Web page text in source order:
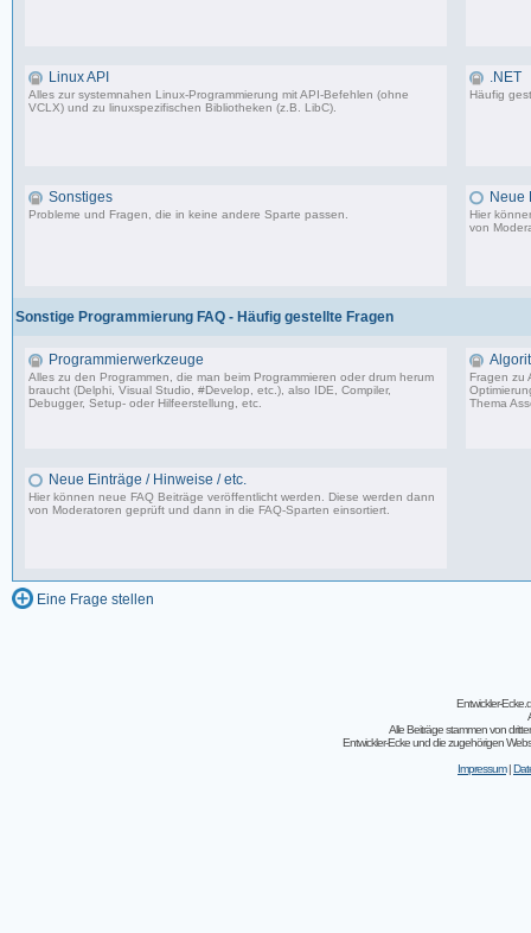
Linux API
Alles zur systemnahen Linux-Programmierung mit API-Befehlen (ohne
VCLX) und zu linuxspezifischen Bibliotheken (z.B. LibC).
.NET
Häufig
Sonstiges
Probleme und Fragen, die in keine andere Sparte passen.
Neue
Hier
von
Sonstige Programmierung FAQ - Häufig gestellte Fragen
Programmierwerkzeuge
Alles zu den Programmen, die man beim Programmieren oder drum herum
braucht (Delphi, Visual Studio, #Develop, etc.), also IDE, Compiler,
Debugger, Setup- oder Hilfeerstellung, etc.
Fragen zu
Thema
Neue Einträge / Hinweise / etc.
Hier können neue FAQ Beiträge veröffentlicht werden. Diese werden dann
von Moderatoren geprüft und dann in die FAQ-Sparten einsortiert.
Eine Frage stellen
Entwickler-
Alle Beiträge stammen von
Entwickler-Ecke und die zugehörigen
Impressum|